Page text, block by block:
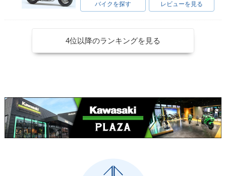
バイクを探す レビューを見る
4位以降のランキングを見る